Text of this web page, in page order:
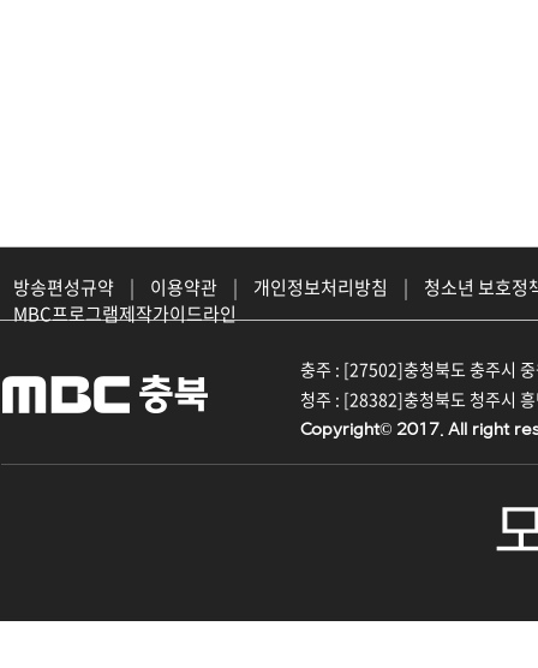
방송편성규약 | 이용약관 | 개인정보처리방침 |
청소년 보호정
MBC프로그램제작가이드라인
충주 : [27502]충청북도 충주시
청주 : [28382]충청북도 청주시
Copyright© 2017. All right